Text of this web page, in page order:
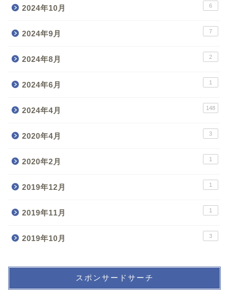
2024年10月 6
2024年9月 7
2024年8月 2
2024年6月 1
2024年4月 148
2020年4月 3
2020年2月 1
2019年12月 1
2019年11月 1
2019年10月 3
スポンサードサーチ